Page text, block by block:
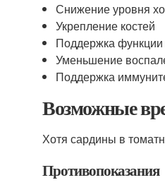
Снижение уровня
Укрепление костей
Поддержка функции
Уменьшение
Поддержка
Возможные
Хотя сардины в
Противопоказания